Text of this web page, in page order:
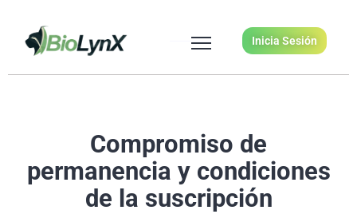
Inicia Sesión
Compromiso de
permanencia y condiciones
de la suscripción